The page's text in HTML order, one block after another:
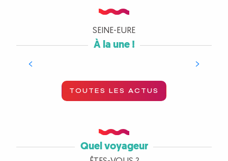
SEINE-EURE
À la une !
Camping en Normandie
LIRE LA SUITE
TOUTES LES ACTUS
Quel voyageur